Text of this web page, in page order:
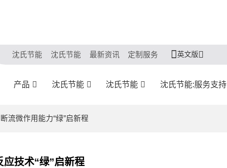
沈氏节能 沈氏节能 最新资讯 定制服务 英文版
产品 沈氏节能 沈氏节能 沈氏节能:服务支持
流微作用能力“绿”启新程
技术“绿”启新程